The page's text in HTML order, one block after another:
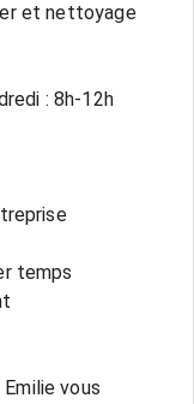
et nettoyage
: 8h-12h
temps
vous